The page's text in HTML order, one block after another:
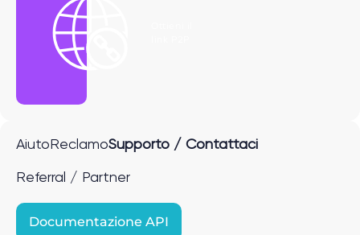
Aiuto ReclamoSupporto / Contattaci
Referral / Partner
Documentazione API